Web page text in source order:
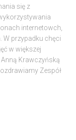
się z
internetowch,
przypadku chęci
w większej
Krawczyńską
Zespół